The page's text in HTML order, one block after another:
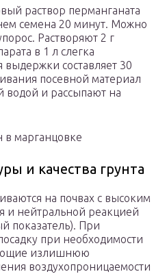
раствор перманганата
семена 20 минут. Можно
Растворяют 2 г
в 1 л слегка
составляет 30
посевной материал
водой и рассыпают на
в марганцовке
и качества грунта
на почвах с высоким
и нейтральной реакцией
показатель). При
при необходимости
излишнюю
воздухопроницаемости